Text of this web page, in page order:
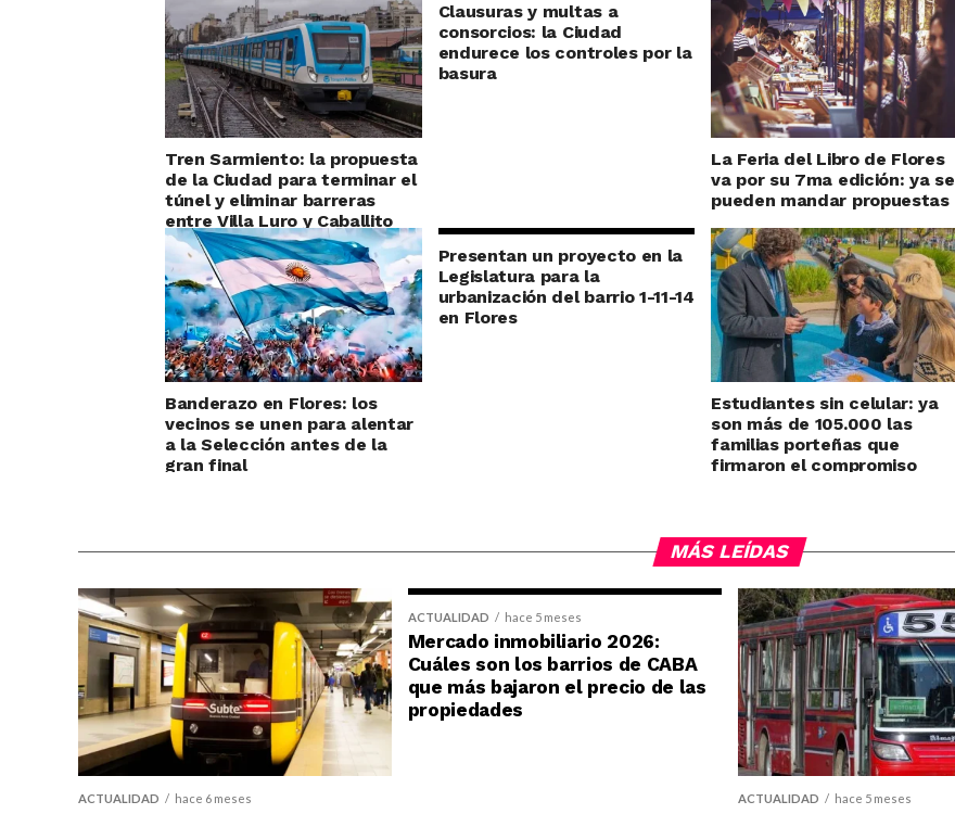
Tren Sarmiento: la propuesta
de la Ciudad para terminar el
túnel y eliminar barreras
entre Villa Luro y Caballito
Clausuras y multas a
consorcios: la Ciudad
endurece los controles por la
basura
La Feria del Libro de Flores
va por su 7ma edición: ya se
pueden mandar propuestas
Banderazo en Flores: los
vecinos se unen para alentar
a la Selección antes de la
gran final
Presentan un proyecto en la
Legislatura para la
urbanización del barrio 1-11-14
en Flores
Estudiantes sin celular: ya
son más de 105.000 las
familias porteñas que
firmaron el compromiso
MÁS LEÍDAS
ACTUALIDAD hace 6 meses
ACTUALIDAD hace 5 meses
Mercado inmobiliario 2026:
Cuáles son los barrios de CABA
que más bajaron el precio de las
propiedades
ACTUALIDAD hace 5 meses